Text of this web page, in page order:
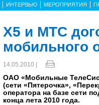
ИНТЕРВЬЮ МЕРОПРИЯТИЯ
X5 и МТС
мобильного
14.05.2010 |
ОАО «Мобильные
(сети «Пятерочка»,
оператора на базе сети
конца лета 2010 года.